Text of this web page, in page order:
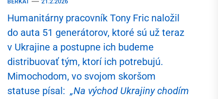
BERKAT 21.2.2026
Humanitárny pracovník Tony Fric naložil
do auta 51 generátorov, ktoré sú už teraz
v Ukrajine a postupne ich budeme
distribuovať tým, ktorí ich potrebujú.
Mimochodom, vo svojom skoršom
statuse písal: „Na východ Ukrajiny chodím